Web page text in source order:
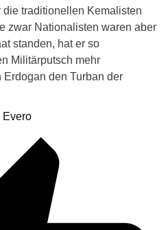
die traditionellen Kemalisten
zwar Nationalisten waren aber
standen, hat er so
Militärputsch mehr
den Turban der
Evero